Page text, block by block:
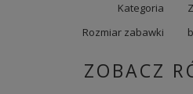
Kategoria
Rozmiar zabawki
ZOBACZ